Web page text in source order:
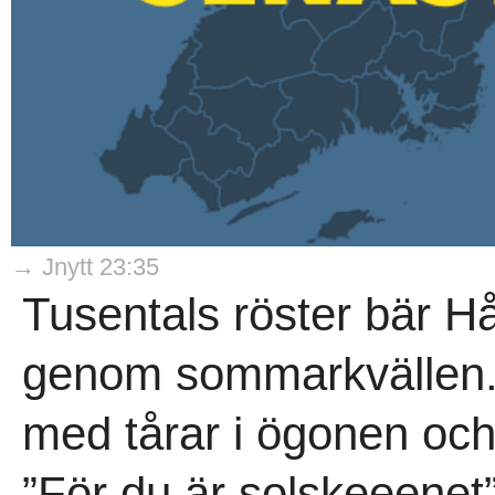
→ Jnytt 23:35
Tusentals röster bär
genom
med tårar i ögonen